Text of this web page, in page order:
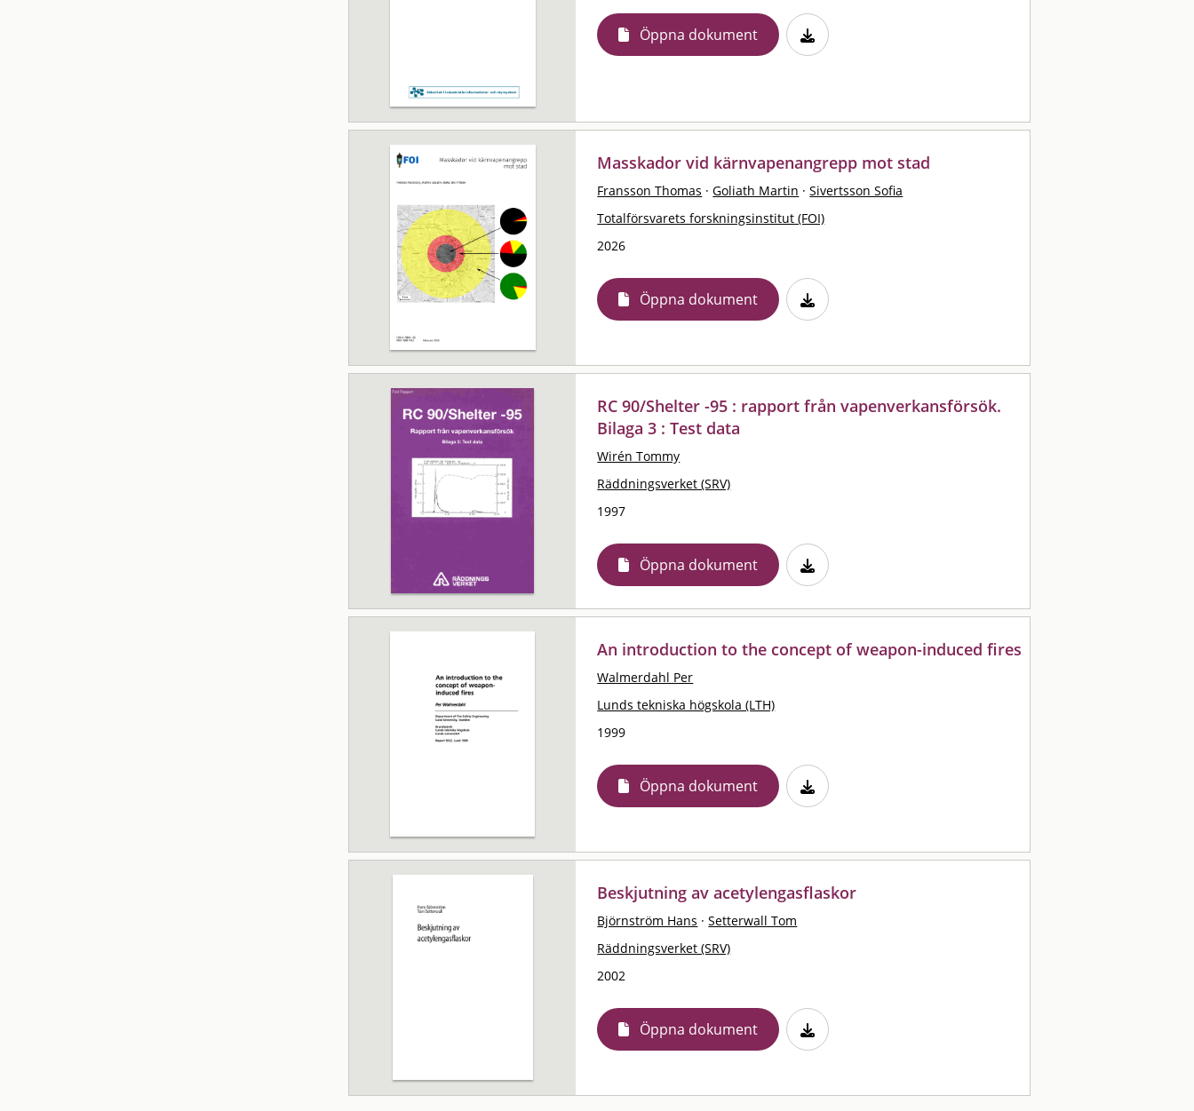
Öppna dokument
Masskador vid kärnvapenangrepp mot stad
Fransson Thomas · Goliath Martin · Sivertsson Sofia
Totalförsvarets forskningsinstitut (FOI)
2026
Öppna dokument
RC 90/Shelter -95 : rapport från vapenverkansförsök.
Bilaga 3 : Test data
Wirén Tommy
Räddningsverket (SRV)
1997
Öppna dokument
An introduction to the concept of weapon-induced fires
Walmerdahl Per
Lunds tekniska högskola (LTH)
1999
Öppna dokument
Beskjutning av acetylengasflaskor
Björnström Hans · Setterwall Tom
Räddningsverket (SRV)
2002
Öppna dokument